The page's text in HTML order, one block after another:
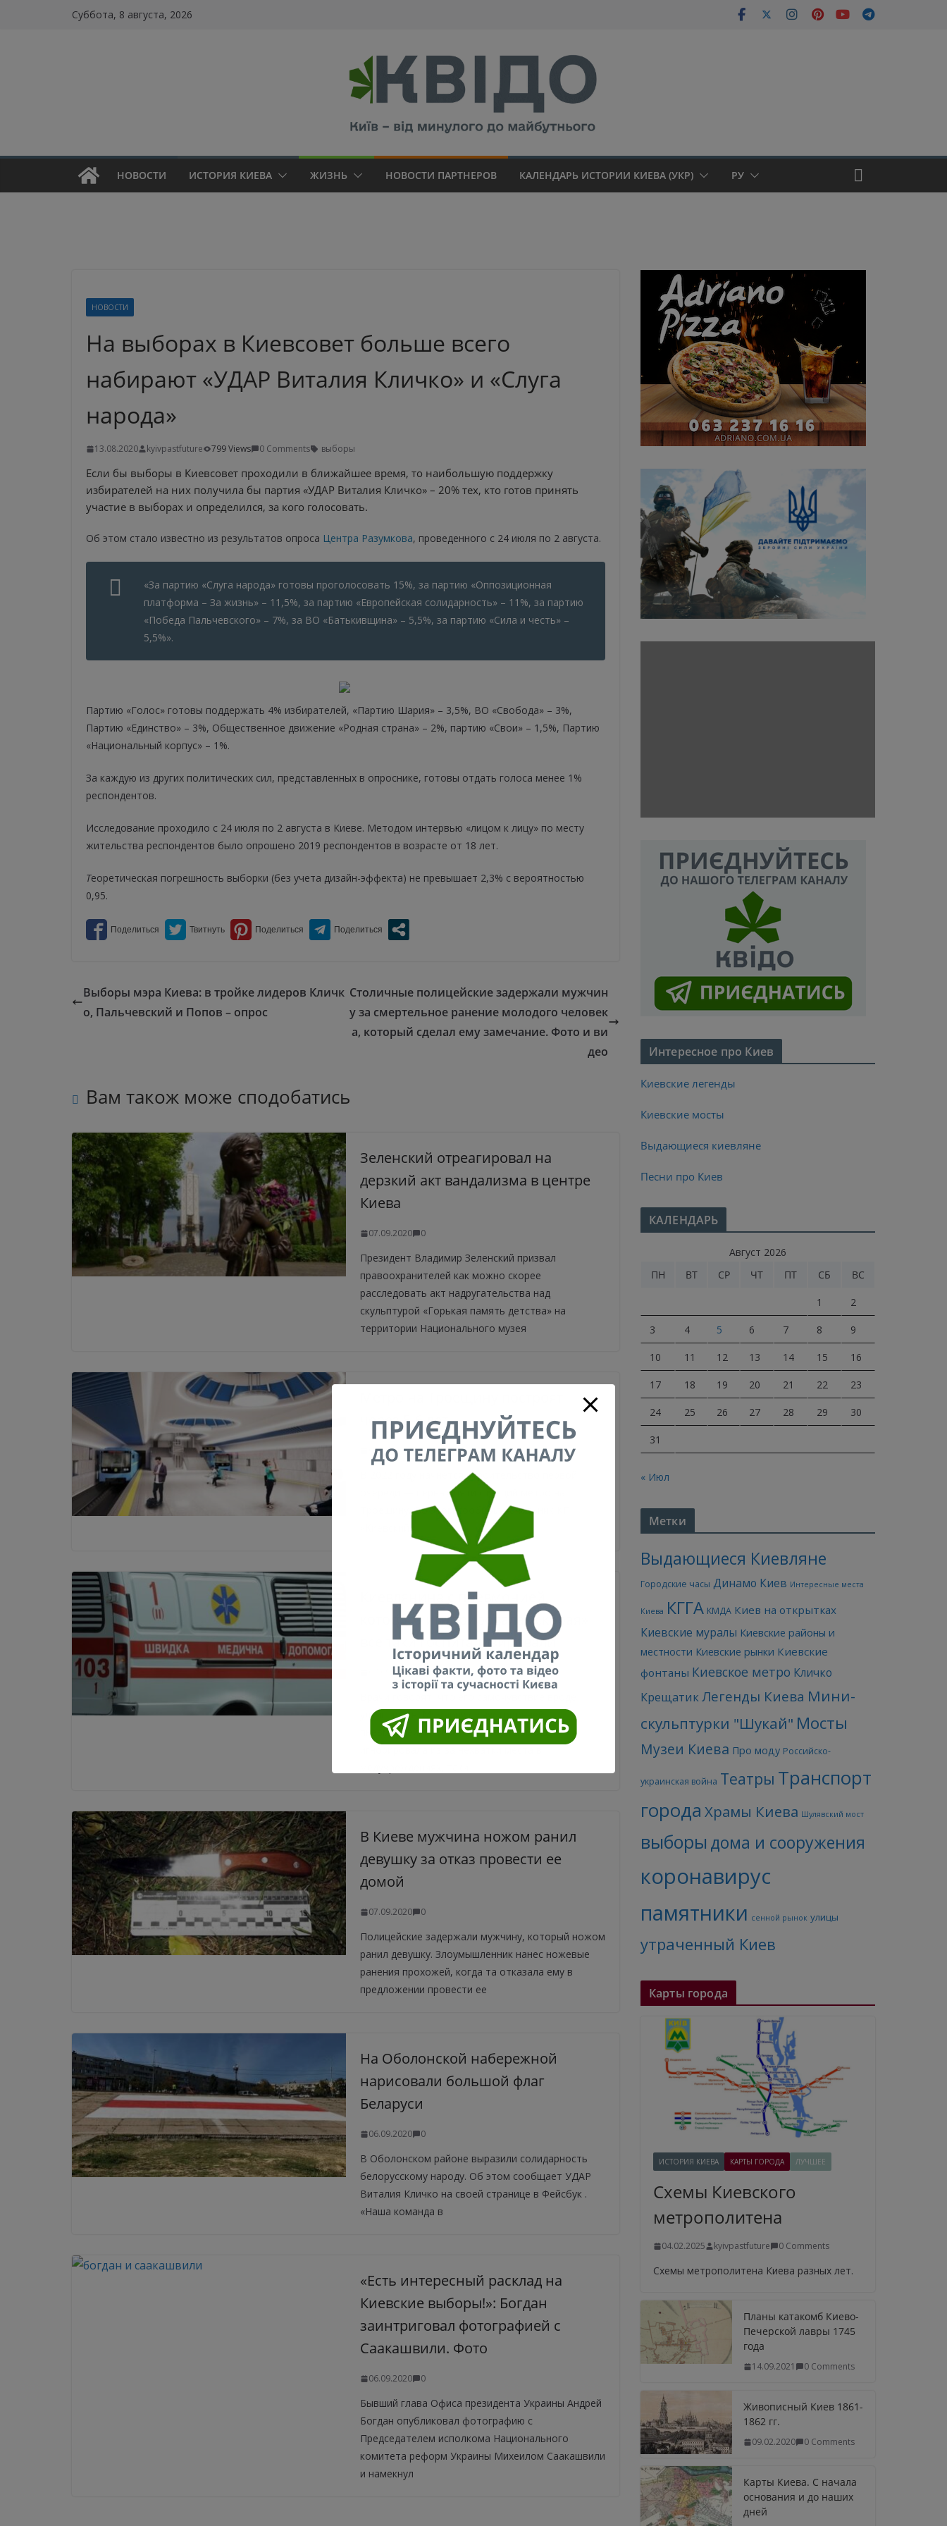
Суббота, 8 августа, 2026
НОВОСТИ ИСТОРИЯ КИЕВА ЖИЗНЬ НОВОСТИ ПАРТНЕРОВ КАЛЕНДАРЬ ИСТОРИИ КИЕВА (УКР) РУ
НОВОСТИ
На выборах в Киевсовет больше всего
набирают «УДАР Виталия Кличко» и «Слуга
народа»
13.08.2020 kyivpastfuture 799 Views 0 Comments выборы
Если бы выборы в Киевсовет проходили в ближайшее время, то наибольшую поддержку
избирателей на них получила бы партия «УДАР Виталия Кличко» – 20% тех, кто готов принять
участие в выборах и определился, за кого голосовать.
Об этом стало известно из результатов опроса Центра Разумкова, проведенного с 24 июля по 2 августа.
«За партию «Слуга народа» готовы проголосовать 15%, за партию «Оппозиционная
платформа – За жизнь» – 11,5%, за партию «Европейская солидарность» – 11%, за партию
«Победа Пальчевского» – 7%, за ВО «Батькивщина» – 5,5%, за партию «Сила и честь» –
5,5%».
Партию «Голос» готовы поддержать 4% избирателей, «Партию Шария» – 3,5%, ВО «Свобода» – 3%,
Партию «Единство» – 3%, Общественное движение «Родная страна» – 2%, партию «Свои» – 1,5%, Партию
«Национальный корпус» – 1%.
За каждую из других политических сил, представленных в опроснике, готовы отдать голоса менее 1%
респондентов.
Исследование проходило с 24 июля по 2 августа в Киеве. Методом интервью «лицом к лицу» по месту
жительства респондентов было опрошено 2019 респондентов в возрасте от 18 лет.
Теоретическая погрешность выборки (без учета дизайн-эффекта) не превышает 2,3% с вероятностью
0,95.
Выборы мэра Киева: в тройке лидеров Кличк
о, Пальчевский и Попов – опрос
Столичные полицейские задержали мужчин
у за смертельное ранение молодого человек
а, который сделал ему замечание. Фото и ви
део
Вам також може сподобатись
Зеленский отреагировал на
дерзкий акт вандализма в центре
Киева
07.09.2020 0
Президент Владимир Зеленский призвал
правоохранителей как можно скорее
расследовать акт надругательства над
скульптурой «Горькая память детства» на
территории Национального музея
через 5-6 лет
07.09.2020 0
В 2022 году начнется строительство первой
очереди — первых пяти станций метро на
Троещину. Об этом сообщил начальник КП
Киевлянина с пневмонией,
которого игнорировала «скорая»
все таки госпитализировали
07.09.2020 0
улучшилось. Мужчину с двусторонней
пневмонией, которого «скорая помощь»
В Киеве мужчина ножом ранил
девушку за отказ провести ее
домой
07.09.2020 0
Полицейские задержали мужчину, который ножом
ранил девушку. Злоумышленник нанес ножевые
ранения прохожей, когда та отказала ему в
предложении провести ее
На Оболонской набережной
нарисовали большой флаг
Беларуси
06.09.2020 0
В Оболонском районе выразили солидарность
белорусскому народу. Об этом сообщает УДАР
Виталия Кличко на своей странице в Фейсбук .
«Наша команда в
«Есть интересный расклад на
Киевские выборы!»: Богдан
заинтриговал фотографией с
Саакашвили. Фото
06.09.2020 0
Бывший глава Офиса президента Украины Андрей
Богдан опубликовал фотографию с
Председателем исполкома Национального
комитета реформ Украины Михеилом Саакашвили
и намекнул
Интересное про Киев
Киевские легенды
Киевские мосты
Выдающиеся киевляне
Песни про Киев
КАЛЕНДАРЬ
Август 2026
ПН
ВТ СР ЧТ ПТ СБ ВС
1 2
3 4 5 6 7 8 9
10 11 12 13 14 15 16
17 18 19 20 21 22 23
24 25 26 27 28 29 30
31
« Июл
Метки
Выдающиеся Киевляне
Городские часы Динамо Киев Интересные места
Киева КГГА КМДА Киев на открытках
Киевские муралы Киевские районы и
местности Киевские рынки Киевские
фонтаны Киевское метро Кличко
КрещатикЛегенды Киева Мини-
скульптурки "Шукай" Мосты
Музеи Киева Про моду Российско-
украинская война Театры Транспорт
города Храмы Киева Шулявский мост
выборы дома и сооружения
коронавирус
памятники сенной рынок улицы
утраченный Киев
Карты города
ИСТОРИЯ КИЕВА КАРТЫ ГОРОДА ЛУЧШЕЕ
Схемы Киевского
метрополитена
04.02.2025 kyivpastfuture 0 Comments
Схемы метрополитена Киева разных лет.
Планы катакомб Киево-
Печерской лавры 1745
года
14.09.2021 0 Comments
Живописный Киев 1861-
1862 гг.
09.02.2020 0 Comments
Карты Киева. С начала
основания и до наших
дней